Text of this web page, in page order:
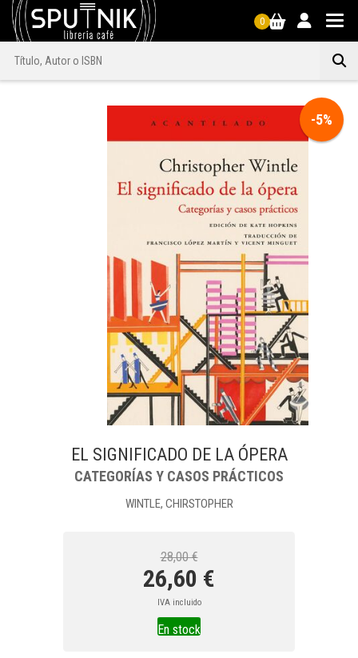
0
-5%
EL SIGNIFICADO DE LA ÓPERA
CATEGORÍAS Y CASOS PRÁCTICOS
WINTLE, CHIRSTOPHER
28,00 €
26,60 €
IVA incluido
En stock